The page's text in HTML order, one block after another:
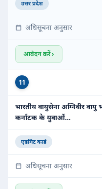
उत्तर प्रदेश
अधिसूचना अनुसार
आवेदन करें ›
11
भारतीय वायुसेना अग्निवीर
कर्नाटक के युवाओं…
एडमिट कार्ड
अधिसूचना अनुसार